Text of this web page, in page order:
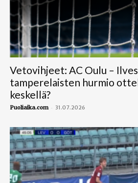
Vetovihjeet: AC Oulu –
tamperelaisten hurmio
keskellä?
Puoliaika.com - 31.07.2026